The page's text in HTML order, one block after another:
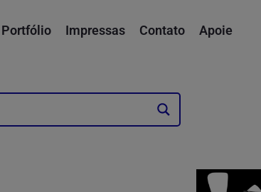
Portfólio Impressas Contato Apoie